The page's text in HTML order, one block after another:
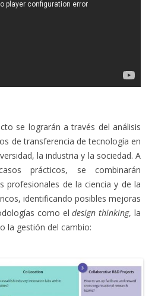
se lograrán a través del análisis
de transferencia de tecnología en
la industria y la sociedad. A
prácticos, se combinarán
profesionales de la ciencia y de la
identificando posibles mejoras
como el design thinking, la
la gestión del cambio: